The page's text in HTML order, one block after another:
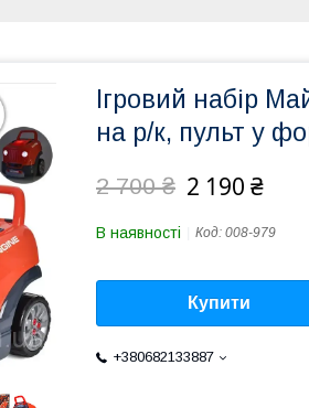
Ігровий набір
на р/к, пульт у
2 700 ₴ 2 190 ₴
В наявності Код: 008-979
Купити
+380682133887